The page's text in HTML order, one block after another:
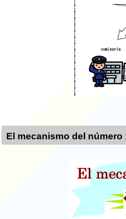
El mecanismo del número